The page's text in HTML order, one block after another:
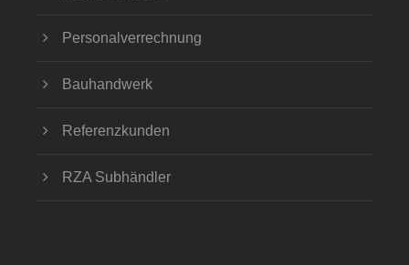
Personalverrechnung
Bauhandwerk
Referenzkunden
RZA Subhändler